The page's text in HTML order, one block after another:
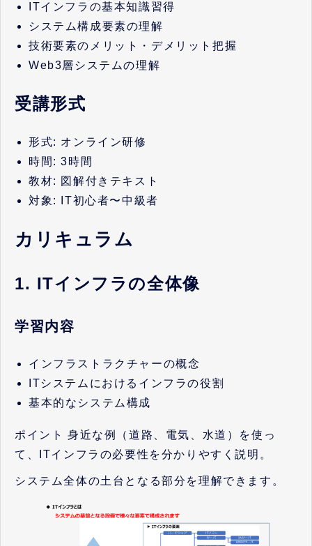
ITインフラの基本知識習得
システム構成要素の理解
技術要素のメリット・デメリット把握
Web3層システムの理解
受講形式
形式: オンライン研修
時間: 3時間
教材: 図解付きテキスト
対象: IT初心者〜中級者
カリキュラム
1. ITインフラの全体像
学習内容
インフラストラクチャーの概念
ITシステムにおけるインフラの役割
基本的なシステム構成
ポイント 身近な例（道路、電気、水道）を使っ
て、ITインフラの必要性を分かりやすく説明。
システム全体の土台となる部分を理解できます。